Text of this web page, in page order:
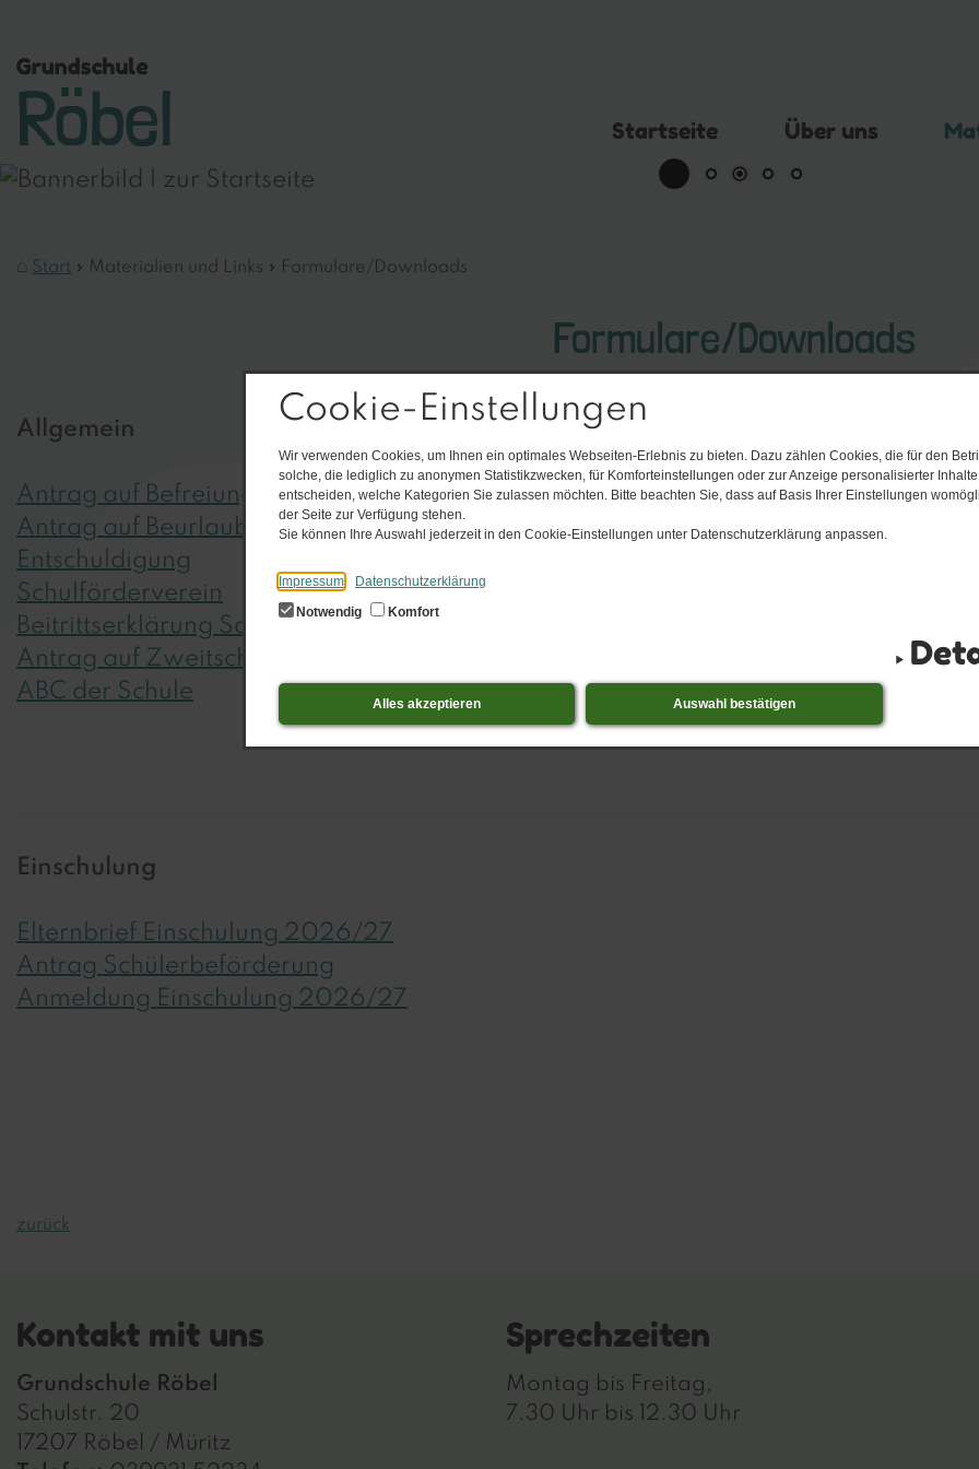
Cookie-Einstellungen
Wir verwenden Cookies, um Ihnen ein optimales Webseiten-Erlebnis zu bieten. Dazu zählen Cookies, die für den
solche, die lediglich zu anonymen Statistikzwecken, für Komforteinstellungen oder zur Anzeige personalisierter
entscheiden, welche Kategorien Sie zulassen möchten. Bitte beachten Sie, dass auf Basis Ihrer Einstellungen
der Seite zur Verfügung stehen.
Sie können Ihre Auswahl jederzeit in den Cookie-Einstellungen unter Datenschutzerklärung anpassen.
Impressum
Datenschutzerklärung
Notwendig
Komfort
Alles akzeptieren Auswahl bestätigen
Startseite Über uns
Start Materialien und Links Formulare/Downloads
Formulare/Downloads
Allgemein
Antrag auf Befreiung vom Sportunterricht
Antrag auf Beurlaubung vom Unterricht
Entschuldigung
Schulförderverein
Beitrittserklärung Schulförderverein
Antrag auf Zweitschrift Schülerticket
ABC der Schule
Einschulung
Elternbrief Einschulung 2026/27
Antrag Schülerbeförderung
Anmeldung Einschulung 2026/27
zurück
Kontakt mit uns
Grundschule Röbel
Schulstr. 20
17207 Röbel / Müritz
Sprechzeiten
Montag bis Freitag,
7.30 Uhr bis 12.30 Uhr